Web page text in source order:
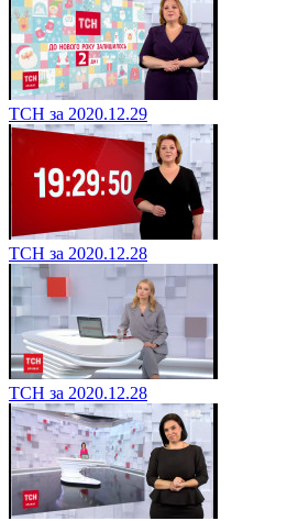
ТСН за 2020.12.29
ТСН за 2020.12.28
ТСН за 2020.12.28